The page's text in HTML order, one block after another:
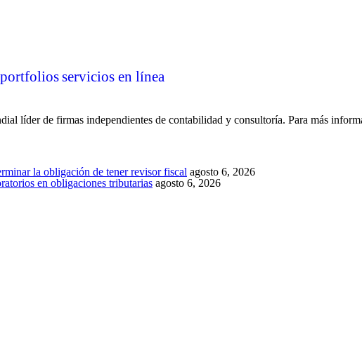
portfoliosservicios en línea
líder de firmas independientes de contabilidad y consultoría. Para más
la obligación de tener revisor fiscal agosto 6, 2026
en obligaciones tributarias agosto 6, 2026